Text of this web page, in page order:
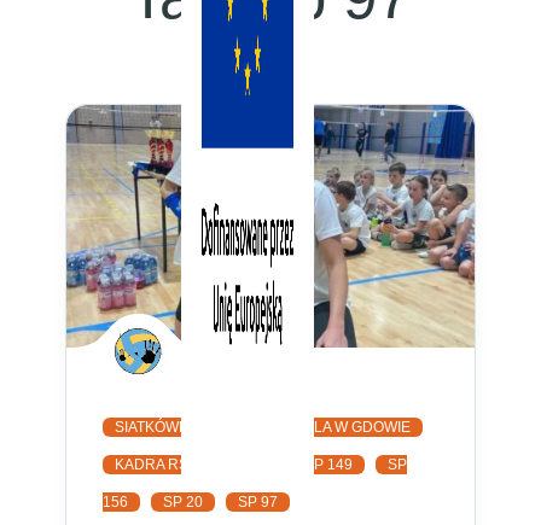
SIATKÓWKA GMINNA HALA W GDOWIE
KADRA RS SP 149 SP
156 SP 20 SP 97